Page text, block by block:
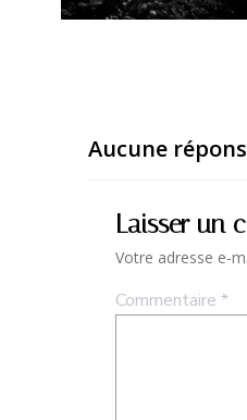
Aucune
Laisser un
Votre adresse e-
Commentaire *